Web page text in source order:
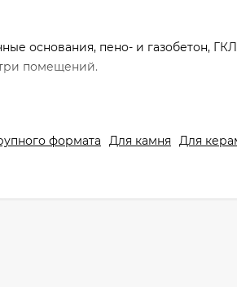
основания, пено- и газобетон,
помещений.
формата Для камня
Для